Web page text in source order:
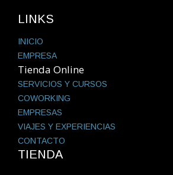
LINKS
INICIO
EMPRESA
Tienda Online
SERVICIOS Y CURSOS
COWORKING
EMPRESAS
VIAJES Y EXPERIENCIAS
CONTACTO
TIENDA